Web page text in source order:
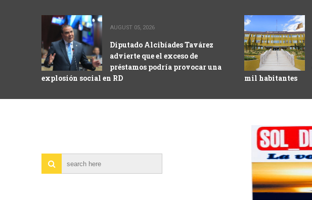
AUGUST 05, 2026
Diputado Alcibíades Tavárez
advierte que el exceso de
préstamos podría provocar una
explosión social en RD
mil habitantes